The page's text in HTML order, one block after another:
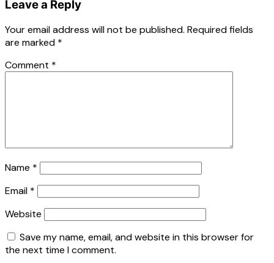
Leave a Reply
Your email address will not be published. Required fields
are marked *
Comment *
Name *
Email *
Website
Save my name, email, and website in this browser for
the next time I comment.